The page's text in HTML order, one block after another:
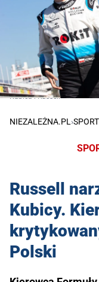
Kubica i Russell
NIEZALEŻNA.PL›SPORT
Russell
Kubicy.
Polski